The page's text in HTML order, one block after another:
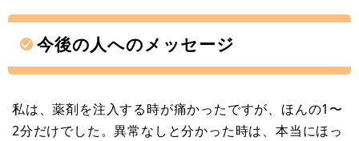
今後の人へのメッセージ
私は、薬剤を注入する時が痛かったですが、ほんの1〜
2分だけでした。異常なしと分かった時は、本当にほっ